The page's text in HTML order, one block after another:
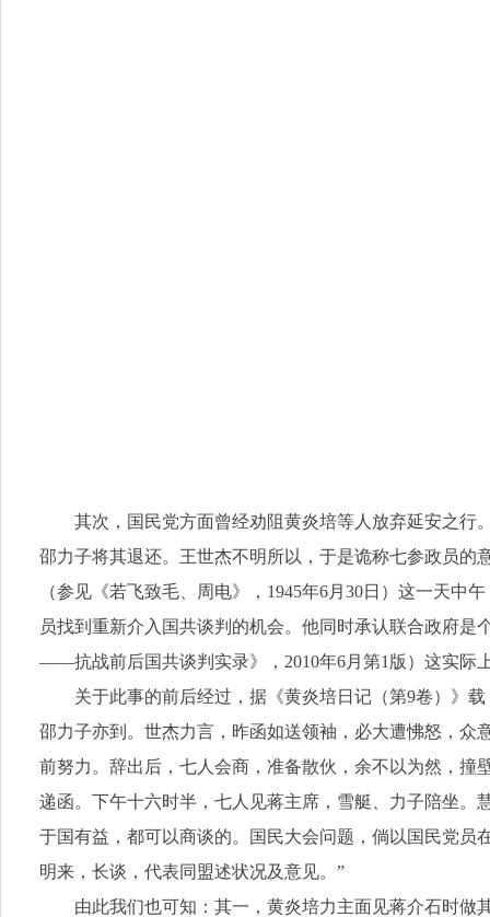
其次，国民党方面曾经劝阻黄炎培等人放弃延安之行
邵力子将其退还。王世杰不明所以，于是诡称七参政员
（参见《若飞致毛、周电》，1945年6月30日）这一天
员找到重新介入国共谈判的机会。他同时承认联合政府
——抗战前后国共谈判实录》，2010年6月第1版）这实际
关于此事的前后经过，据《黄炎培日记（第9卷）》
邵力子亦到。世杰力言，昨函如送领袖，必大遭怫怒，
前努力。辞出后，七人会商，准备散伙，余不以为然，
递函。下午十六时半，七人见蒋主席，雪艇、力子陪坐。
于国有益，都可以商谈的。国民大会问题，倘以国民党员
明来，长谈，代表同盟述状况及意见。”
由此我们也可知：其一，黄炎培力主面见蒋介石时做